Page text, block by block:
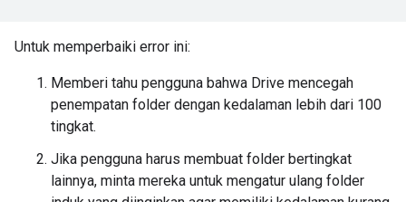
Untuk memperbaiki error ini:
Memberi tahu pengguna bahwa Drive mencegah
penempatan folder dengan kedalaman lebih dari 100
tingkat.
Jika pengguna harus membuat folder bertingkat
lainnya, minta mereka untuk mengatur ulang folder